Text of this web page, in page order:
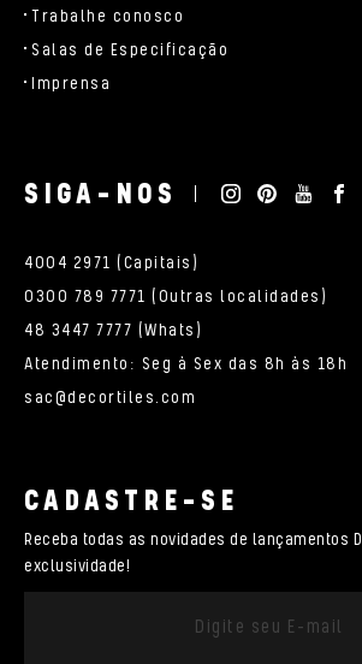
Trabalhe conosco
Salas de Especificação
Imprensa
SIGA-NOS
4004 2971 (Capitais)
0300 789 7771 (Outras localidades)
48 3447 7777 (Whats)
Atendimento: Seg à Sex das 8h às 18h
sac@decortiles.com
CADASTRE-SE
Receba todas as novidades de lançamentos
exclusividade!